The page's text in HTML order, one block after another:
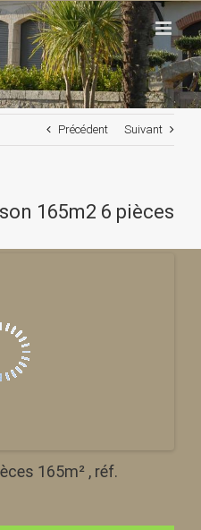
Précédent Suivant
165m2 6 pièces
165m² , réf.